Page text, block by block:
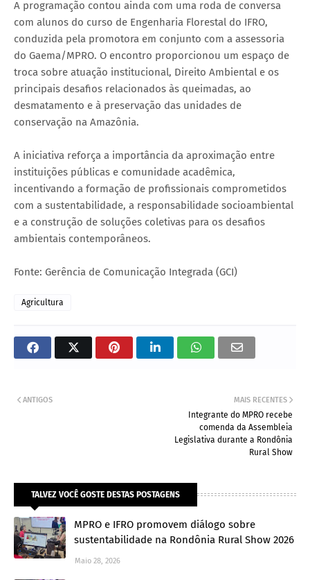
A programação contou ainda com uma roda de conversa
com alunos do curso de Engenharia Florestal do IFRO,
conduzida pela promotora em conjunto com a assessoria
do Gaema/MPRO. O encontro proporcionou um espaço de
troca sobre atuação institucional, Direito Ambiental e os
principais desafios relacionados às queimadas, ao
desmatamento e à preservação das unidades de
conservação na Amazônia.
A iniciativa reforça a importância da aproximação entre
instituições públicas e comunidade acadêmica,
incentivando a formação de profissionais comprometidos
com a sustentabilidade, a responsabilidade socioambiental
e a construção de soluções coletivas para os desafios
ambientais contemporâneos.
Fonte: Gerência de Comunicação Integrada (GCI)
Agricultura
MAIS RECENTES
Integrante do MPRO recebe
comenda da Assembleia
Legislativa durante a Rondônia
Rural Show
ANTIGOS
TALVEZ VOCÊ GOSTE DESTAS POSTAGENS
MPRO e IFRO promovem diálogo sobre
sustentabilidade na Rondônia Rural Show 2026
Maio 28, 2026